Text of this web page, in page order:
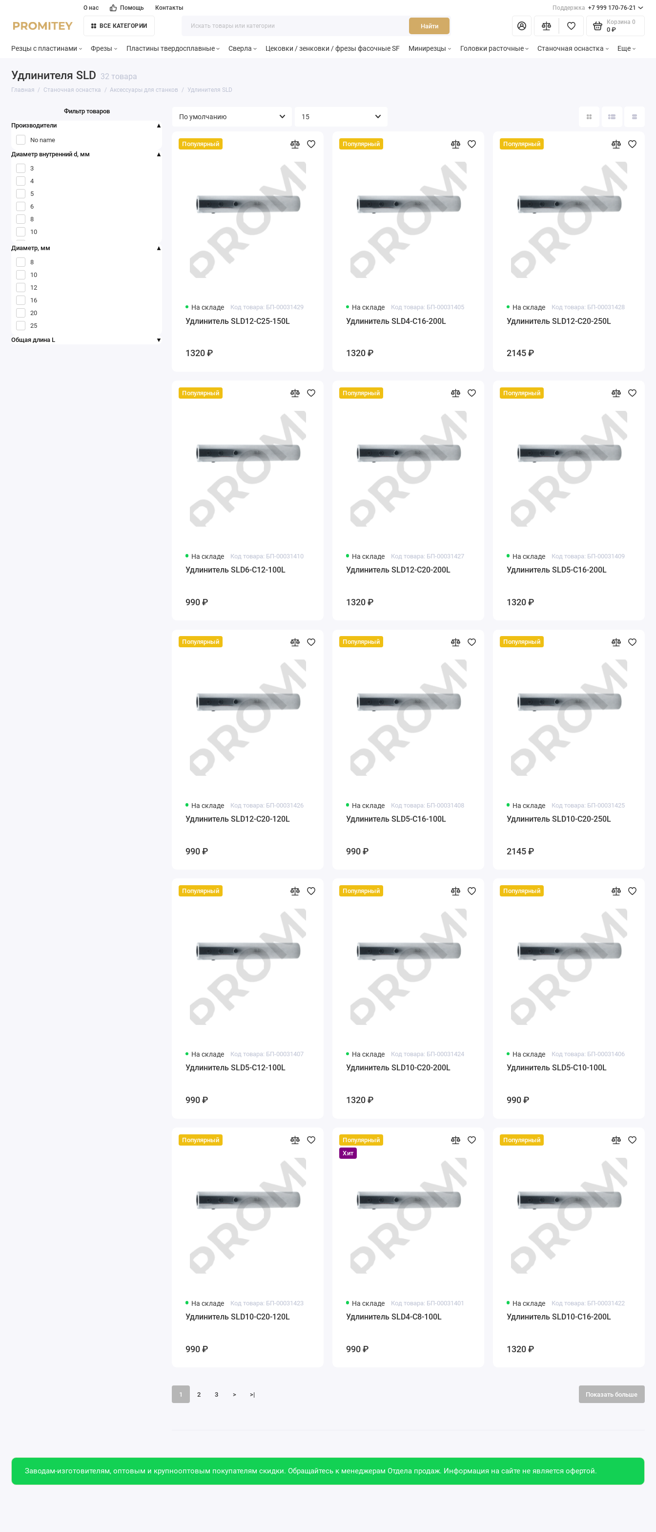
О нас Помощь Контакты Поддержка +7 999 170-76-21
ВСЕ КАТЕГОРИИ Найти
Корзина 0
0 ₽
Резцы с пластинами Фрезы Пластины твердосплавные Сверла Цековки / зенковки / фрезы фасочные SF Минирезцы Головки расточные Станочная оснастка Еще
Удлинителя SLD 32 товара
Главная Станочная оснастка Аксессуары для станков Удлинителя SLD
Фильтр товаров
Производители
No name
Диаметр внутренний d, мм
3
4
5
6
8
10
Диаметр, мм
8
10
12
16
20
25
Общая длина L
Популярный
На складе Код товара: БП-00031429
Удлинитель SLD12-C25-150L
1320 ₽
Популярный
На складе Код товара: БП-00031405
Удлинитель SLD4-C16-200L
1320 ₽
Популярный
На складе Код товара: БП-00031428
Удлинитель SLD12-C20-250L
2145 ₽
Популярный
На складе Код товара: БП-00031410
Удлинитель SLD6-C12-100L
990 ₽
Популярный
На складе Код товара: БП-00031427
Удлинитель SLD12-C20-200L
1320 ₽
Популярный
На складе Код товара: БП-00031409
Удлинитель SLD5-C16-200L
1320 ₽
Популярный
На складе Код товара: БП-00031426
Удлинитель SLD12-C20-120L
990 ₽
Популярный
На складе Код товара: БП-00031408
Удлинитель SLD5-C16-100L
990 ₽
Популярный
На складе Код товара: БП-00031425
Удлинитель SLD10-C20-250L
2145 ₽
Популярный
На складе Код товара: БП-00031407
Удлинитель SLD5-C12-100L
990 ₽
Популярный
На складе Код товара: БП-00031424
Удлинитель SLD10-C20-200L
1320 ₽
Популярный
На складе Код товара: БП-00031406
Удлинитель SLD5-C10-100L
990 ₽
Популярный
На складе Код товара: БП-00031423
Удлинитель SLD10-C20-120L
990 ₽
Популярный
Хит
На складе Код товара: БП-00031401
Удлинитель SLD4-C8-100L
990 ₽
Популярный
На складе Код товара: БП-00031422
Удлинитель SLD10-C16-200L
1320 ₽
1 2 3 > >| Показать больше
Заводам-изготовителям, оптовым и крупнооптовым покупателям скидки. Обращайтесь к менеджерам Отдела продаж. Информация на сайте не является офертой.